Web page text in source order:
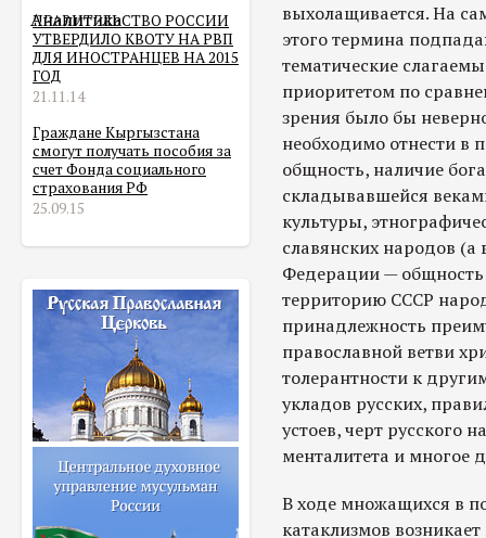
Аналитика
ПРАВИТЕЛЬСТВО РОССИИ
УТВЕРДИЛО КВОТУ НА РВП
ДЛЯ ИНОСТРАНЦЕВ НА 2015
ГОД
21.11.14
Граждане Кыргызстана
смогут получать пособия за
счет Фонда социального
страхования РФ
25.09.15
выхолащивается. На
этого термина
тематические
приоритетом по
зрения было бы
необходимо отнести в
общность, наличие
складывавшейся
культуры,
славянских народов
Федерации —
территорию СССР
принадлежность
православной ветви
толерантности к
укладов русских,
устоев, черт русского
менталитета и многое
В ходе множащихся в
катаклизмов